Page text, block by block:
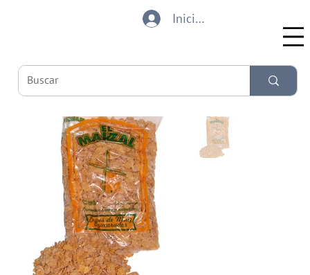
Iniciar sesión